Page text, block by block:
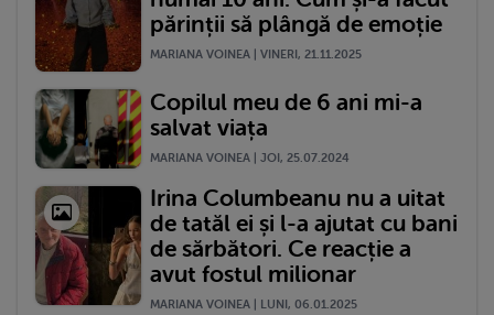
părinții să plângă de emoție
MARIANA VOINEA | VINERI, 21.11.2025
Copilul meu de 6 ani mi-a
salvat viața
MARIANA VOINEA | JOI, 25.07.2024
Irina Columbeanu nu a uitat
de tatăl ei și l-a ajutat cu bani
de sărbători. Ce reacție a
avut fostul milionar
MARIANA VOINEA | LUNI, 06.01.2025